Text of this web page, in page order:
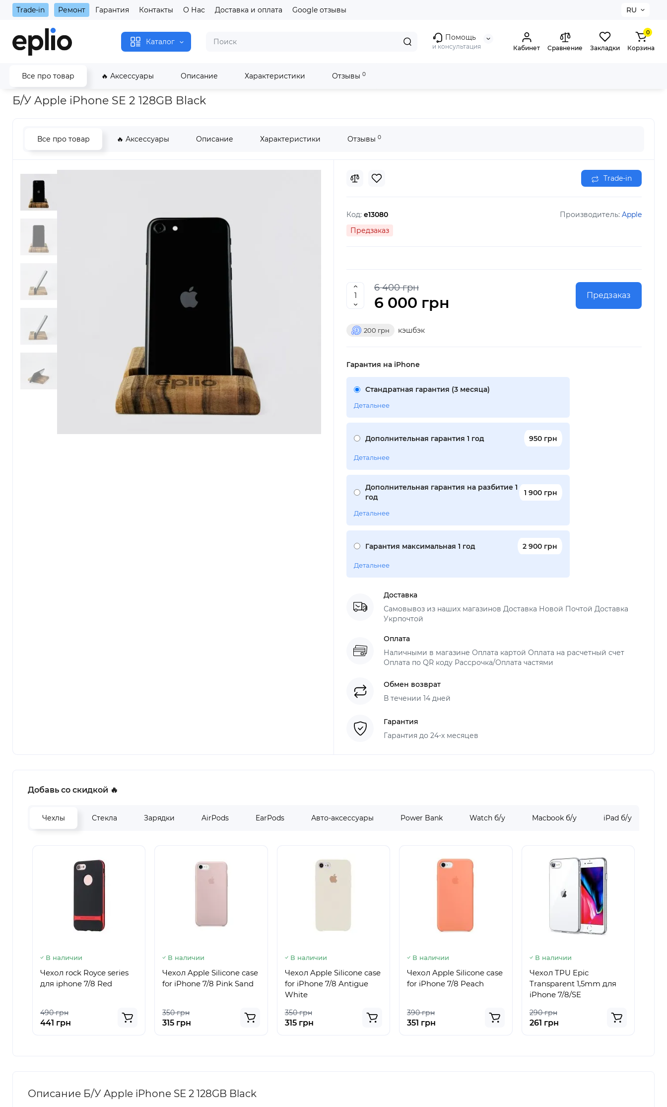
Trade-in Ремонт Гарантия Контакты О Нас Доставка и оплата Google отзывы RU
Каталог Помощь
и консультация Кабинет Сравнение Закладки
0
Корзина
Все про товар 🔥 Аксессуары Описание Характеристики Отзывы 0
Главная Apple б/у iPhone б/у iPhone SE 2 б/у Б/У Apple iPhone SE 2 128GB Black
Б/У Apple iPhone SE 2 128GB Black
Все про товар 🔥 Аксессуары Описание Характеристики Отзывы 0
Trade-in
Код: e13080 Производитель: Apple
Предзаказ
6 400 грн
6 000 грн Предзаказ
200 грн кэшбэк
Гарантия на iPhone
Стандратная гарантия (3 месяца)
Детальнее
Дополнительная гарантия 1 год 950 грн
Детальнее
Дополнительная гарантия на разбитие 1
год
1 900 грн
Детальнее
Гарантия максимальная 1 год 2 900 грн
Детальнее
Доставка
Самовывоз из наших магазинов Доставка Новой Почтой Доставка
Укрпочтой
Оплата
Наличными в магазине Оплата картой Оплата на расчетный счет
Оплата по QR коду Рассрочка/Оплата частями
Обмен возврат
В течении 14 дней
Гарантия
Гарантия до 24-х месяцев
Добавь со скидкой 🔥
Чехлы Стекла Зарядки AirPods EarPods Авто-аксессуары Power Bank Watch б/у Macbook б/у iPad б/у
В наличии
Чехол rock Royce series
для iphone 7/8 Red
490 грн
441 грн
В наличии
Чехол Apple Silicone сase
for iPhone 7/8 Pink Sand
350 грн
315 грн
В наличии
Чехол Apple Silicone сase
for iPhone 7/8 Antigue
White
350 грн
315 грн
В наличии
Чехол Apple Silicone сase
for iPhone 7/8 Peach
390 грн
351 грн
В наличии
Чехол TPU Epic
Transparent 1,5mm для
iPhone 7/8/SE
290 грн
261 грн
Описание Б/У Apple iPhone SE 2 128GB Black